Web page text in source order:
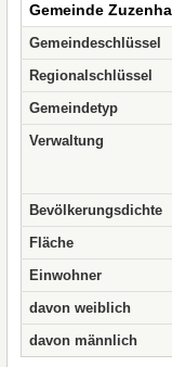
Gemeinde
Gemeindeschlüssel
Regionalschlüssel
Gemeindetyp
Verwaltung
Bevölkerungsdichte
Fläche
Einwohner
davon weiblich
davon männlich